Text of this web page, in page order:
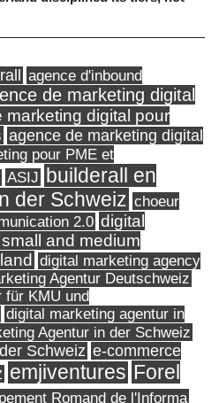
agence d'inbound
de marketing digital
marketing digital pour
agence de marketing digital
pour PME et
ASIJ builderall en
der Schweiz choeur
2.0 digital
and medium
digital marketing agency
Agentur Deutschweiz
für KMU und
digital marketing agentur in
Agentur in der Schweiz
Schweiz e-commerce
emjiventures Forel
Romand de l'Informa